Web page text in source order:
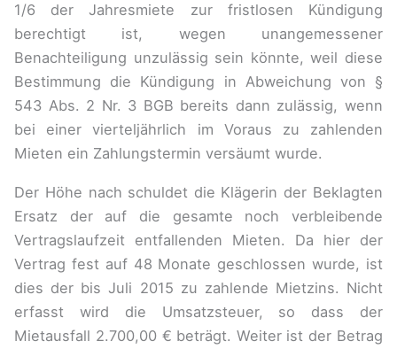
1/6 der Jahresmiete zur fristlosen Kündigung
berechtigt ist, wegen unangemessener
Benachteiligung unzulässig sein könnte, weil diese
Bestimmung die Kündigung in Abweichung von §
543 Abs. 2 Nr. 3 BGB bereits dann zulässig, wenn
bei einer vierteljährlich im Voraus zu zahlenden
Mieten ein Zahlungstermin versäumt wurde.
Der Höhe nach schuldet die Klägerin der Beklagten
Ersatz der auf die gesamte noch verbleibende
Vertragslaufzeit entfallenden Mieten. Da hier der
Vertrag fest auf 48 Monate geschlossen wurde, ist
dies der bis Juli 2015 zu zahlende Mietzins. Nicht
erfasst wird die Umsatzsteuer, so dass der
Mietausfall 2.700,00 € beträgt. Weiter ist der Betrag